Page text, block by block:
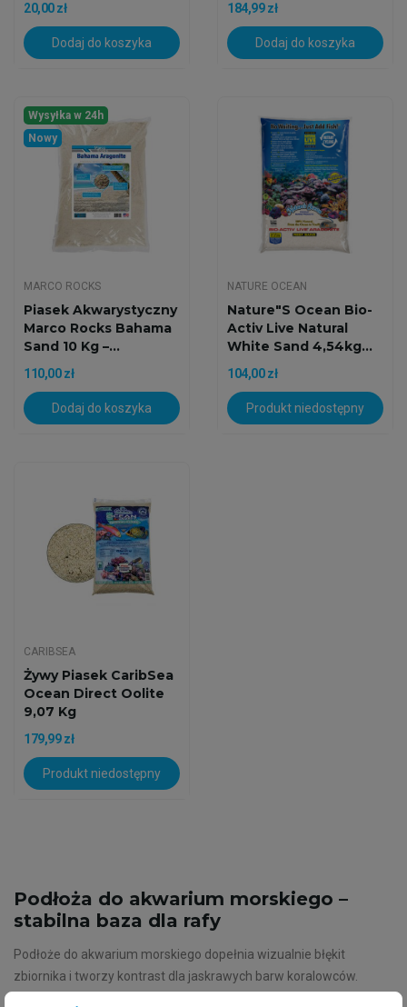
20,00 zł
Dodaj do koszyka
184,99 zł
Dodaj do koszyka
Wysyłka w 24h
Nowy
MARCO ROCKS
Piasek Akwarystyczny
Marco Rocks Bahama
Sand 10 Kg –...
110,00 zł
Dodaj do koszyka
NATURE OCEAN
Nature"s Ocean Bio-
Activ Live Natural
White Sand 4,54kg...
104,00 zł
Produkt niedostępny
CARIBSEA
Żywy Piasek CaribSea
Ocean Direct Oolite
9,07 Kg
179,99 zł
Produkt niedostępny
Podłoża do akwarium morskiego –
stabilna baza dla rafy
Podłoże do akwarium morskiego dopełnia wizualnie błękit
zbiornika i tworzy kontrast dla jaskrawych barw koralowców.